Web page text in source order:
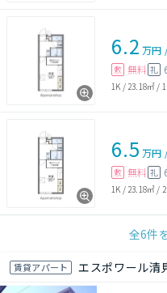
6.2 万円
敷 無料 礼
1K / 23.18㎡ /
6.5 万円
敷 無料 礼
1K / 23.18㎡ /
全6件
賃貸アパート エスポワール清